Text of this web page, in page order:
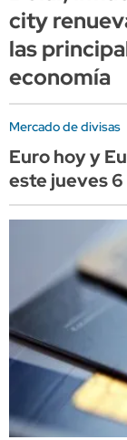
city
las
economía
Mercado de divisas
Euro hoy y
este jueves